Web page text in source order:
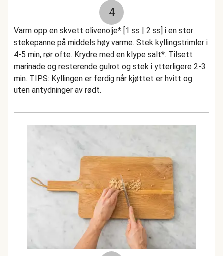
4
Varm opp en skvett olivenolje* [1 ss | 2 ss] i en stor
stekepanne på middels høy varme. Stek kyllingstrimler i
4-5 min, rør ofte. Krydre med en klype salt*. Tilsett
marinade og resterende gulrot og stek i ytterligere 2-3
min. TIPS: Kyllingen er ferdig når kjøttet er hvitt og
uten antydninger av rødt.